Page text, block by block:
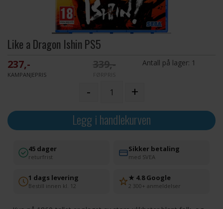
Like a Dragon Ishin PS5
237,-
KAMPANJEPRIS
339,-
FØRPRIS
Antall på lager: 1
- +
Legg i handlekurven
45 dager
returfrist
Sikker betaling
med SVEA
1 dags levering
Bestill innen kl. 12
★ 4.8 Google
2 300+ anmeldelser